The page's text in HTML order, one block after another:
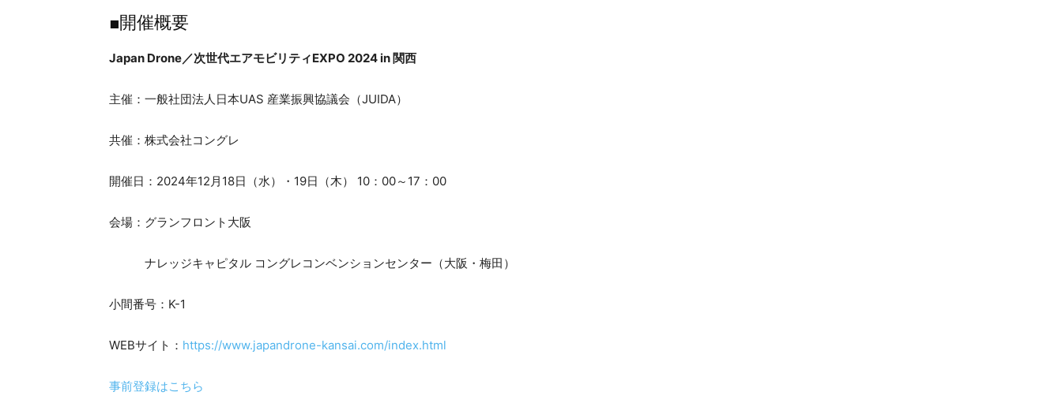
■開催概要
Japan Drone／次世代エアモビリティEXPO 2024 in 関西
主催：一般社団法人日本UAS 産業振興協議会（JUIDA）
共催：株式会社コングレ
開催日：2024年12月18日（水）・19日（木） 10：00～17：00
会場：グランフロント大阪
ナレッジキャピタル コングレコンベンションセンター（大阪・梅田）
小間番号：K-1
WEBサイト： https://www.japandrone-kansai.com/index.html
事前登録はこちら